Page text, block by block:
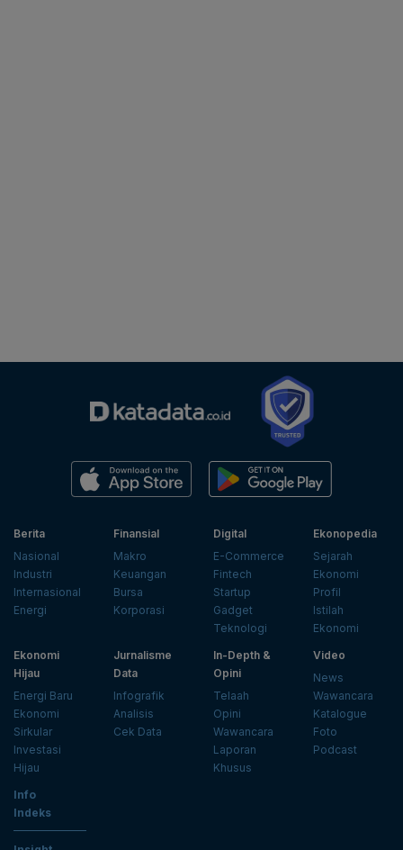
Berita
Nasional
Industri
Internasional
Energi
Finansial
Makro
Keuangan
Bursa
Korporasi
Digital
E-Commerce
Fintech
Startup
Gadget
Teknologi
Ekonopedia
Sejarah
Ekonomi
Profil
Istilah
Ekonomi
Ekonomi
Hijau
Energi Baru
Ekonomi
Sirkular
Investasi
Hijau
Jurnalisme
Data
Infografik
Analisis
Cek Data
In-Depth &
Opini
Telaah
Opini
Wawancara
Laporan
Khusus
Video
News
Wawancara
Katalogue
Foto
Podcast
Info
Indeks